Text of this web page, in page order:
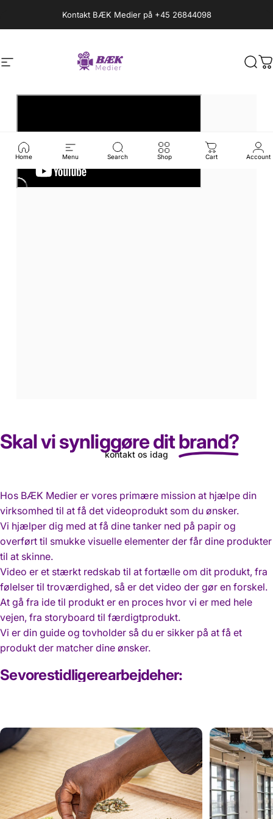
Kontakt BÆK Medier på +45 26844098
Site navigation
BÆK Medier
BÆK Medier
Home Menu Search Shop Cart Account
Produkt video
kontakt os idag
Page 1
Page 2
Page 3
Skal vi synliggøre ditbrand?
Hos BÆK Medier er vores primære mission at hjælpe din
virksomhed til at få det videoprodukt som du ønsker.
Vi hjælper dig med at få dine tanker ned på papir og
overført til smukke visuelle elementer der får dine produkter
til at skinne.
Video er et stærkt redskab til at fortælle om dit produkt, fra
følelser til troværdighed, så er det video der gør en forskel.
At gå fra ide til produkt er en proces hvor vi er med hele
vejen, fra storyboard til færdigtprodukt.
Vi er din guide og tovholder så du er sikker på at få et
produkt der matcher dine ønsker.
Sevorestidligerearbejdeher: